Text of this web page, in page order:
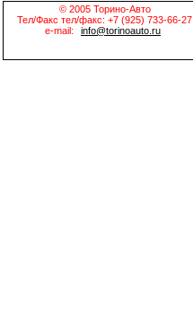
© 2005 Торино-Авто
Тел/Факс тел/факс: +7 (925) 733-66-27
e-mail:
info@torinoauto.ru